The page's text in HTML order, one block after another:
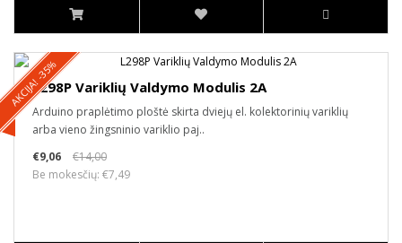
AKCIJA! -35%L298P Variklių Valdymo Modulis 2A
Arduino praplėtimo ploštė skirta dviejų el. kolektorinių variklių
arba vieno žingsninio variklio paj..
€9,06
€14,00
Be mokesčių: €7,49